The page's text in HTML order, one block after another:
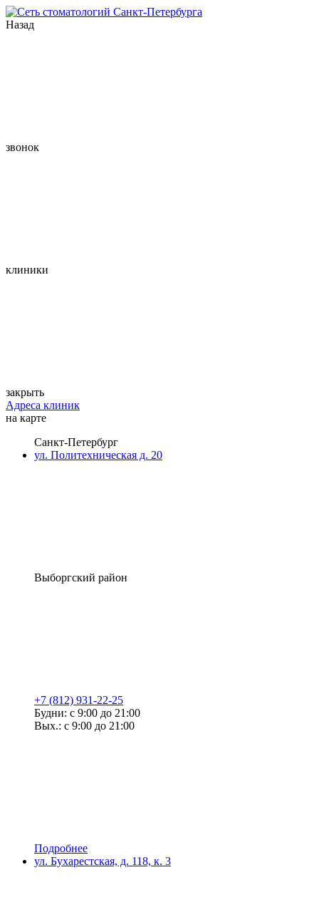
Назад
звонок
клиники
закрыть
Адреса клиник
на карте
Санкт-Петербург
ул. Политехническая д. 20
Выборгский район
+7 (812) 931-22-25
Будни: с 9:00 до 21:00
Вых.: с 9:00 до 21:00
Подробнее
ул. Бухарестская, д. 118, к. 3